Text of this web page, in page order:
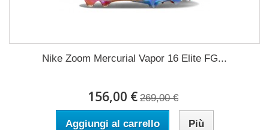
Nike Zoom Mercurial Vapor 16 Elite FG...
156,00 € 269,00 €
Aggiungi al carrello Più